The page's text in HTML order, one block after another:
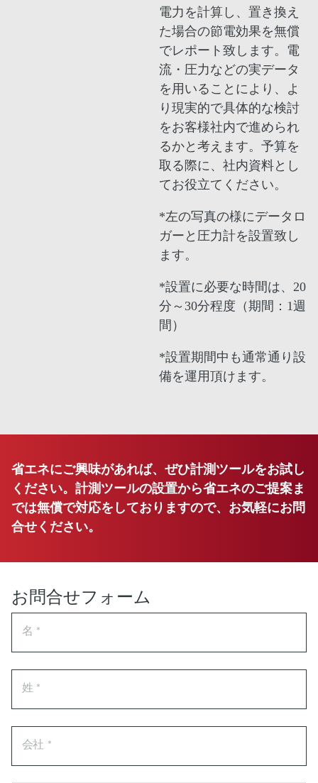
電力を計算し、置き換え
た場合の節電効果を無償
でレポート致します。電
流・圧力などの実データ
を用いることにより、よ
り現実的で具体的な検討
をお客様社内で進められ
るかと考えます。予算を
取る際に、社内資料とし
てお役立てください。
*左の写真の様にデータロ
ガーと圧力計を設置致し
ます。
*設置に必要な時間は、20
分～30分程度（期間：1週
間）
*設置期間中も通常通り設
備を運用頂けます。
省エネにご興味があれば、ぜひ計測ツールをお試し
ください。計測ツールの設置から省エネのご提案ま
では無償で対応をしておりますので、お気軽にお問
合せください。
お問合せフォーム